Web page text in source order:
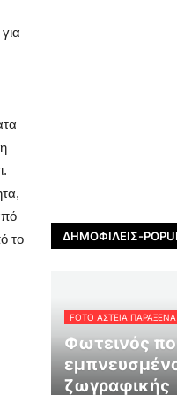
το
ΔΗΜΟΦΙΛΕΊΣ-
FOTO ΑΣΤΕΙΑ
Φωτεινός
ζωγραφικής